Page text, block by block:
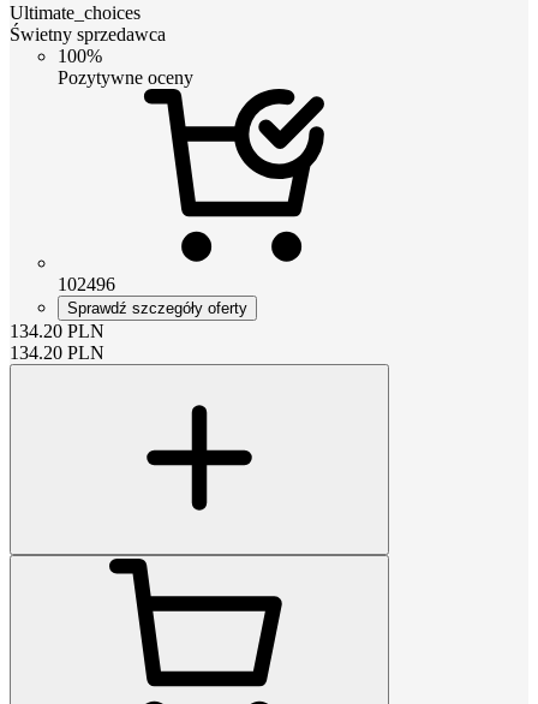
Ultimate_choices
Świetny sprzedawca
100%
Pozytywne oceny
102496
Sprawdź szczegóły oferty
134.20 PLN
134.20 PLN